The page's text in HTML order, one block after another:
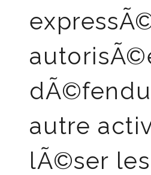
autre
lÃ©ser